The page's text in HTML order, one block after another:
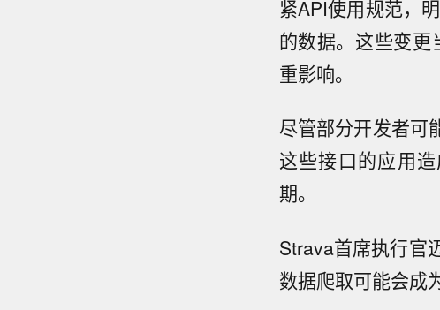
紧API使用规范，
的数据。这些变
重影响。
尽管部分开发者可
这些接口的应用
期。
Strava首席执行官
数据爬取可能会成